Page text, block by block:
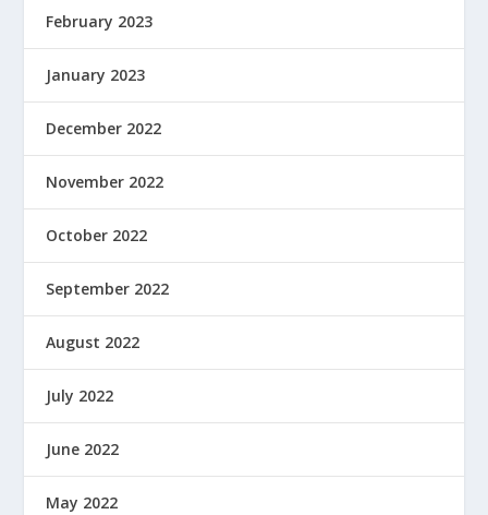
February 2023
January 2023
December 2022
November 2022
October 2022
September 2022
August 2022
July 2022
June 2022
May 2022